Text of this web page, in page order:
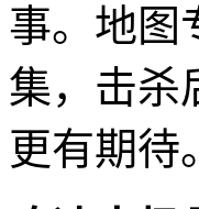
事。地图
集，击杀
更有期待。